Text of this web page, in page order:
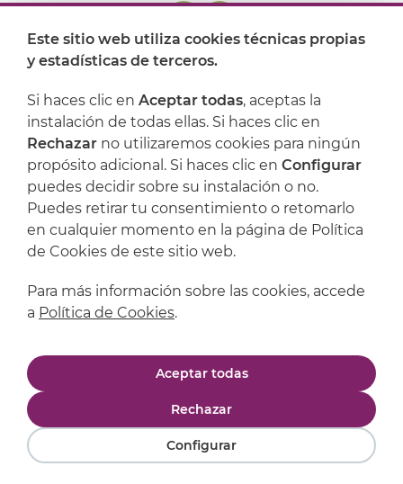
Dónde encontrarnos
Artijoc
Soporte
Política de privacidad
Powered byComertis
Este sitio web utiliza cookies técnicas propias
y estadísticas de terceros.
Si haces clic en Aceptar todas, aceptas la
instalación de todas ellas. Si haces clic en
Rechazar no utilizaremos cookies para ningún
propósito adicional. Si haces clic en Configurar
puedes decidir sobre su instalación o no.
Puedes retirar tu consentimiento o retomarlo
en cualquier momento en la página de Política
de Cookies de este sitio web.
Para más información sobre las cookies, accede
a Política de Cookies.
Aceptar todas
Rechazar
Configurar